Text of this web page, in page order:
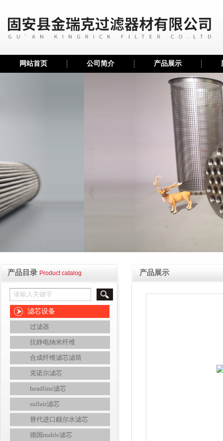
网站首页 公司简介 产品展示
产品目录 Product catalog
滤芯设备
过滤器
抗静电纳米纤维
合成纤维滤芯滤筒
克诺尔滤芯
headline滤芯
sullair滤芯
替代进口颇尔水滤芯
德国mahle滤芯
产品展示